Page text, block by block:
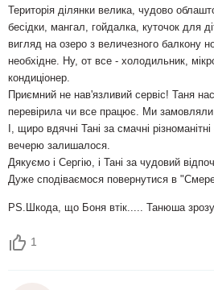
Територія ділянки велика, чудово
бесідки, мангал, гойдалка, куточок для
вигляд на озеро з величезного балкону
необхідне. Ну, от все - холодильник,
кондиціонер.
Приємний не нав'язливий сервіс! Таня
перевірила чи все працює. Ми замовляли
І, щиро вдячні Тані за смачні
вечерю залишалося.
Дякуємо і Сергію, і Тані за чудовий
Дуже сподіваємося повернутися в
PS.Шкода, що Боня втік..... Танюша
1